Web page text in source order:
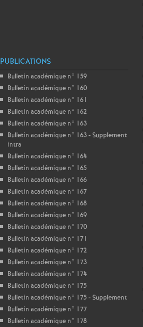
PUBLICATIONS
Bulletin académique n° 159
Bulletin académique n° 160
Bulletin académique n° 161
Bulletin académique n° 162
Bulletin académique n° 163
Bulletin académique n° 163 - Supplement
intra
Bulletin académique n° 164
Bulletin académique n° 165
Bulletin académique n° 166
Bulletin académique n° 167
Bulletin académique n° 168
Bulletin académique n° 169
Bulletin académique n° 170
Bulletin académique n° 171
Bulletin académique n° 172
Bulletin académique n° 173
Bulletin académique n° 174
Bulletin académique n° 175
Bulletin académique n° 175 - Supplement
Bulletin académique n° 177
Bulletin académique n° 178